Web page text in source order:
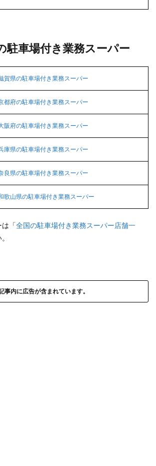
駐車場付き業務スーパー
賀県の駐車場付き業務スーパー
都府の駐車場付き業務スーパー
阪府の駐車場付き業務スーパー
庫県の駐車場付き業務スーパー
良県の駐車場付き業務スーパー
歌山県の駐車場付き業務スーパー
は「全国の駐車場付き業務スーパー店舗一
事内に広告が含まれています。